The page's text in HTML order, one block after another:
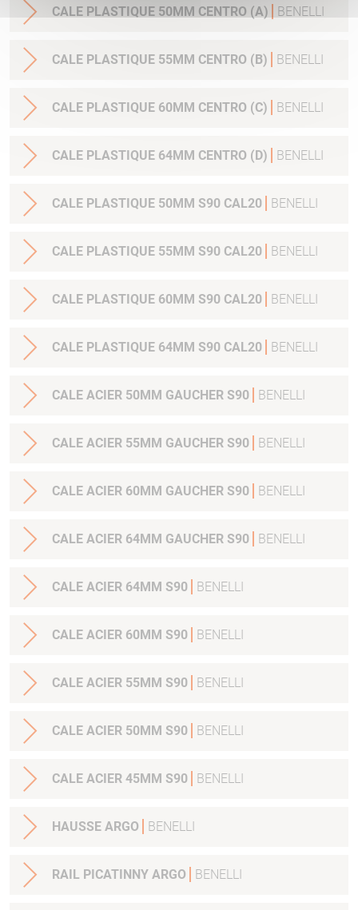
CALE PLASTIQUE 50MM CENTRO (A) BENELLI
CALE PLASTIQUE 55MM CENTRO (B) BENELLI
CALE PLASTIQUE 60MM CENTRO (C) BENELLI
CALE PLASTIQUE 64MM CENTRO (D) BENELLI
CALE PLASTIQUE 50MM S90 CAL20 BENELLI
CALE PLASTIQUE 55MM S90 CAL20 BENELLI
CALE PLASTIQUE 60MM S90 CAL20 BENELLI
CALE PLASTIQUE 64MM S90 CAL20 BENELLI
CALE ACIER 50MM GAUCHER S90 BENELLI
CALE ACIER 55MM GAUCHER S90 BENELLI
CALE ACIER 60MM GAUCHER S90 BENELLI
CALE ACIER 64MM GAUCHER S90 BENELLI
CALE ACIER 64MM S90 BENELLI
CALE ACIER 60MM S90 BENELLI
CALE ACIER 55MM S90 BENELLI
CALE ACIER 50MM S90 BENELLI
CALE ACIER 45MM S90 BENELLI
HAUSSE ARGO BENELLI
RAIL PICATINNY ARGO BENELLI